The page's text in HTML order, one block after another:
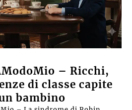
– Ricchi,
di classe capite
bambino